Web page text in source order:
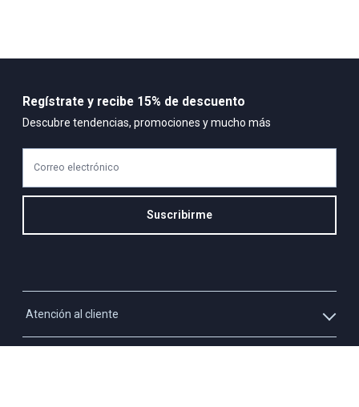
Atención al cliente
Regístrate y recibe 15% de descuento
Descubre tendencias, promociones y mucho más
Correo electrónico
Suscribirme